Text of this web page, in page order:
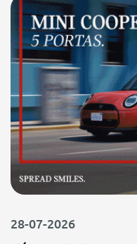
28-07-2026